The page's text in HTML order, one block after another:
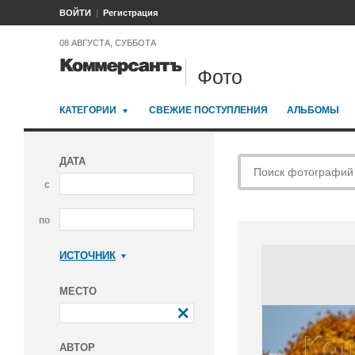
ВОЙТИ Регистрация
08 АВГУСТА, СУББОТА
Фото
КАТЕГОРИИ СВЕЖИЕ ПОСТУПЛЕНИЯ АЛЬБОМЫ
ДАТА
с
по
ИСТОЧНИК
МЕСТО
АВТОР